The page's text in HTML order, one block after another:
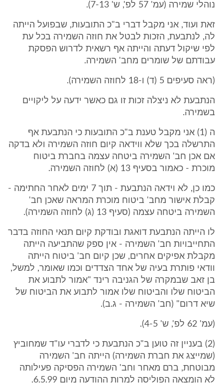
נוהלי שמירה (עמ' 57 לפ', ש' 7-13).
זאת ועוד, אני מקבל דברי ב"כ התובעות, שבפועל הייתה
לה, לנתבעת, הזכות לבטל את חוזה השמירה בכל עת
לפי שיקול דעתה והייתה אף רשאית לדרוש הפסקת
עבודתם של שומרים מחב' השמירה.
(ראה סעיפים 5 (ד) ו-18 לחוזה השמירה).
הנתבעת לא ניצלה זכות זו גם כאשר ידעה על ליקויים
בשמירה.
ה (1) אני מקבל טענת ב"כ התובעות כי הנתבעת אף
התרשלה בכך שלא ווידאה קיום חוזה השמירה ולא בדקה
אם אכן חב' השמירה ביטחה עצמה בחברת ביטוח
מוכרת - כאמור בסעיף 13 (א) לחוזה השמירה.
כמו כן, לא וידאה הנתבעת - תוך 7 ימים לאחר החתימה -
קבלת אישור מחב' ביטוח מוכרת המראה שאכן חב'
השמירה ביטחה עצמה (סעיף 13 (ג) לחוזה השמירה).
לו הייתה הנתבעת דואגת ובודקת קיום תנאי החוזה בדבר
התחייבויות חב' השמירה - אין ספק שהתביעה הייתה
מקבלת אפיקים אחרים, שכן קיום חב' ביטוח הייתה
וודאי פותרת בעיה של אחד הצדדים וכמו שאומר, למשל,
בן זאב שבמקרה של הגניבה רינד "אמור לתבוע את
הביטוח שלו והביטוח שלו אמור לתבוע את הביטוח של
שיא דרום" (חב' השמירה - ג.ב).
(עמ' 62 לפ', ש' 4-5).
(2) בעניין זה טוען ב"כ הנתבעת כי לדברי עו"ד שמחוביץ
(שמייצג את חברת השמירה) הייתה חב' השמירה
מבוטחת, ברם מאחר וחב' השמירה הפסיקה פעילותה
לא הומצאה הפוליסה למרות ההודעה מיום 6.5.99.